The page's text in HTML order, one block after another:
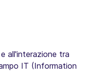
all'interazione tra
IT (Information